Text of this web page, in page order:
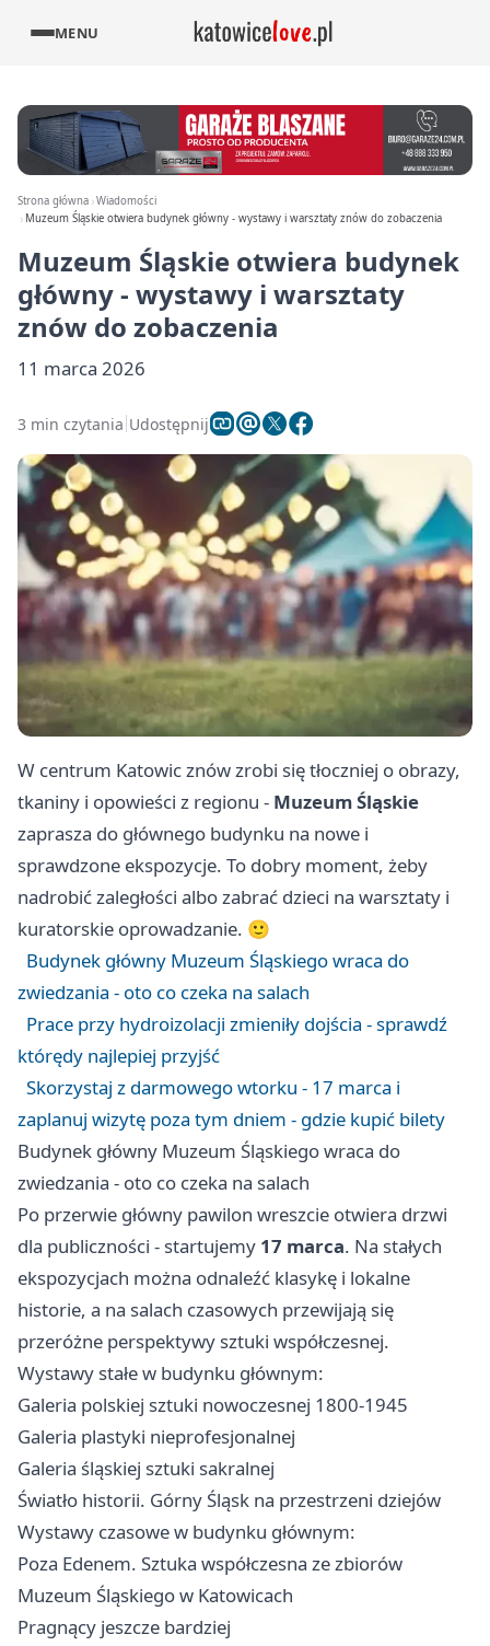
MENU
Strona główna Wiadomości
Muzeum Śląskie otwiera budynek główny - wystawy i warsztaty znów do zobaczenia
Muzeum Śląskie otwiera budynek
główny - wystawy i warsztaty
znów do zobaczenia
11 marca 2026
3 min czytania Udostępnij
W centrum Katowic znów zrobi się tłoczniej o obrazy,
tkaniny i opowieści z regionu - Muzeum Śląskie
zaprasza do głównego budynku na nowe i
sprawdzone ekspozycje. To dobry moment, żeby
nadrobić zaległości albo zabrać dzieci na warsztaty i
kuratorskie oprowadzanie. 🙂
Budynek główny Muzeum Śląskiego wraca do
zwiedzania - oto co czeka na salach
Prace przy hydroizolacji zmieniły dojścia - sprawdź
którędy najlepiej przyjść
Skorzystaj z darmowego wtorku - 17 marca i
zaplanuj wizytę poza tym dniem - gdzie kupić bilety
Budynek główny Muzeum Śląskiego wraca do
zwiedzania - oto co czeka na salach
Po przerwie główny pawilon wreszcie otwiera drzwi
dla publiczności - startujemy 17 marca. Na stałych
ekspozycjach można odnaleźć klasykę i lokalne
historie, a na salach czasowych przewijają się
przeróżne perspektywy sztuki współczesnej.
Wystawy stałe w budynku głównym:
Galeria polskiej sztuki nowoczesnej 1800-1945
Galeria plastyki nieprofesjonalnej
Galeria śląskiej sztuki sakralnej
Światło historii. Górny Śląsk na przestrzeni dziejów
Wystawy czasowe w budynku głównym:
Poza Edenem. Sztuka współczesna ze zbiorów
Muzeum Śląskiego w Katowicach
Pragnący jeszcze bardziej